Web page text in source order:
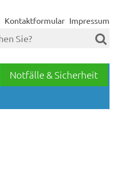
Kontaktformular Impressum
Notfälle & Sicherheit